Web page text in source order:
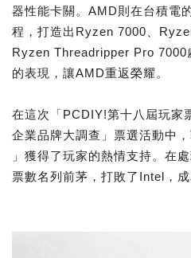
器性能卡關。AMD則在台積電
程，打造出Ryzen 7000、
Ryzen Threadripper Pro 7000
的表現，讓AMD重返榮耀。
在這次「PCDIY!第十八屆玩家
企業品牌大調查」票選活動中
」獲得了玩家的熱情支持。在
票數名列前茅，打敗了Intel，